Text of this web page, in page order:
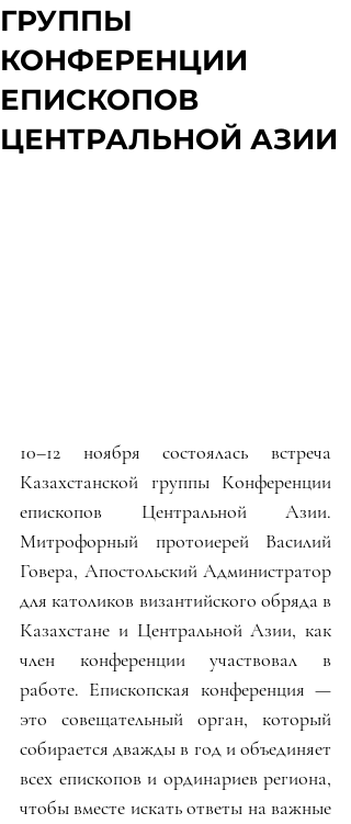
ГРУППЫ
КОНФЕРЕНЦИИ
ЕПИСКОПОВ
ЦЕНТРАЛЬНОЙ АЗИИ
10–12 ноября состоялась встреча
Казахстанской группы Конференции
епископов Центральной Азии.
Митрофорный протоиерей Василий
Говера, Апостольский Администратор
для католиков византийского обряда в
Казахстане и Центральной Азии, как
член конференции участвовал в
работе. Епископская конференция —
это совещательный орган, который
собирается дважды в год и объединяет
всех епископов и ординариев региона,
чтобы вместе искать ответы на важные